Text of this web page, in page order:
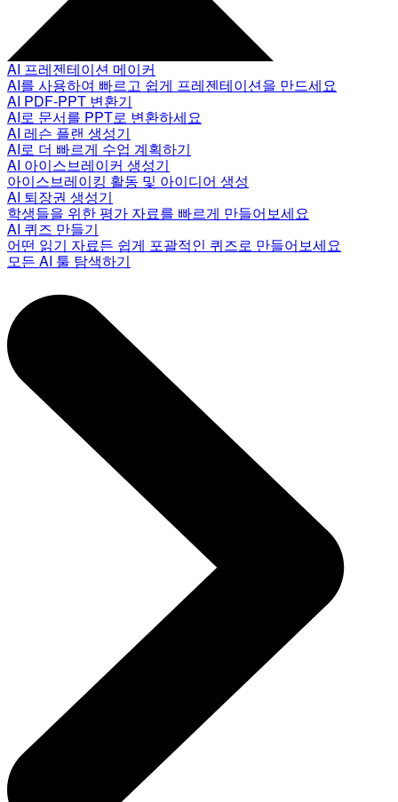
AI 프레젠테이션 메이커
AI를 사용하여 빠르고 쉽게 프레젠테이션을 만드세요
AI PDF-PPT 변환기
AI로 문서를 PPT로 변환하세요
AI 레슨 플랜 생성기
AI로 더 빠르게 수업 계획하기
AI 아이스브레이커 생성기
아이스브레이킹 활동 및 아이디어 생성
AI 퇴장권 생성기
학생들을 위한 평가 자료를 빠르게 만들어보세요
AI 퀴즈 만들기
어떤 읽기 자료든 쉽게 포괄적인 퀴즈로 만들어보세요
모든 AI 툴 탐색하기